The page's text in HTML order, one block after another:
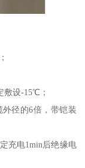
敷设-15℃；
径的6倍，带铠装
充电1min后绝缘电